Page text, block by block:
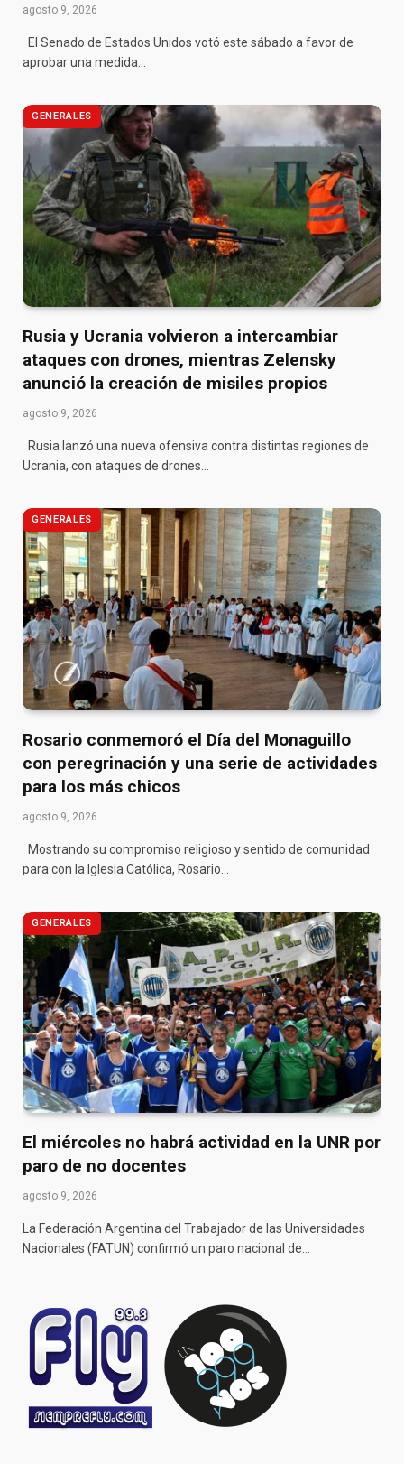
agosto 9, 2026
El Senado de Estados Unidos votó este sábado a favor de
aprobar una medida…
GENERALES
Rusia y Ucrania volvieron a intercambiar
ataques con drones, mientras Zelensky
anunció la creación de misiles propios
agosto 9, 2026
Rusia lanzó una nueva ofensiva contra distintas regiones de
Ucrania, con ataques de drones…
GENERALES
Rosario conmemoró el Día del Monaguillo
con peregrinación y una serie de actividades
para los más chicos
agosto 9, 2026
Mostrando su compromiso religioso y sentido de comunidad
para con la Iglesia Católica, Rosario…
GENERALES
El miércoles no habrá actividad en la UNR por
paro de no docentes
agosto 9, 2026
La Federación Argentina del Trabajador de las Universidades
Nacionales (FATUN) confirmó un paro nacional de…